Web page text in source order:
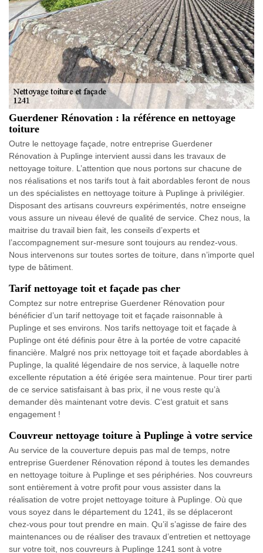
Guerdener Rénovation : la référence en nettoyage
toiture
Outre le nettoyage façade, notre entreprise Guerdener
Rénovation à Puplinge intervient aussi dans les travaux de
nettoyage toiture. L’attention que nous portons sur chacune de
nos réalisations et nos tarifs tout à fait abordables feront de nous
un des spécialistes en nettoyage toiture à Puplinge à privilégier.
Disposant des artisans couvreurs expérimentés, notre enseigne
vous assure un niveau élevé de qualité de service. Chez nous, la
maitrise du travail bien fait, les conseils d’experts et
l’accompagnement sur-mesure sont toujours au rendez-vous.
Nous intervenons sur toutes sortes de toiture, dans n’importe quel
type de bâtiment.
Tarif nettoyage toit et façade pas cher
Comptez sur notre entreprise Guerdener Rénovation pour
bénéficier d’un tarif nettoyage toit et façade raisonnable à
Puplinge et ses environs. Nos tarifs nettoyage toit et façade à
Puplinge ont été définis pour être à la portée de votre capacité
financière. Malgré nos prix nettoyage toit et façade abordables à
Puplinge, la qualité légendaire de nos service, à laquelle notre
excellente réputation a été érigée sera maintenue. Pour tirer parti
de ce service satisfaisant à bas prix, il ne vous reste qu’à
demander dès maintenant votre devis. C’est gratuit et sans
engagement !
Couvreur nettoyage toiture à Puplinge à votre service
Au service de la couverture depuis pas mal de temps, notre
entreprise Guerdener Rénovation répond à toutes les demandes
en nettoyage toiture à Puplinge et ses périphéries. Nos couvreurs
sont entièrement à votre profit pour vous assister dans la
réalisation de votre projet nettoyage toiture à Puplinge. Où que
vous soyez dans le département du 1241, ils se déplaceront
chez-vous pour tout prendre en main. Qu’il s’agisse de faire des
maintenances ou de réaliser des travaux d’entretien et nettoyage
sur votre toit, nos couvreurs à Puplinge 1241 sont à votre